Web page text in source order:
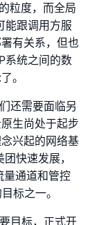
粒度，而全局
能跟调用方服
有关系，但也
系统之间的数
。
还需要面临另
生尚处于起步
兴起的网络基
快速发展，
量通道和管控
标之一。
目标，正式开